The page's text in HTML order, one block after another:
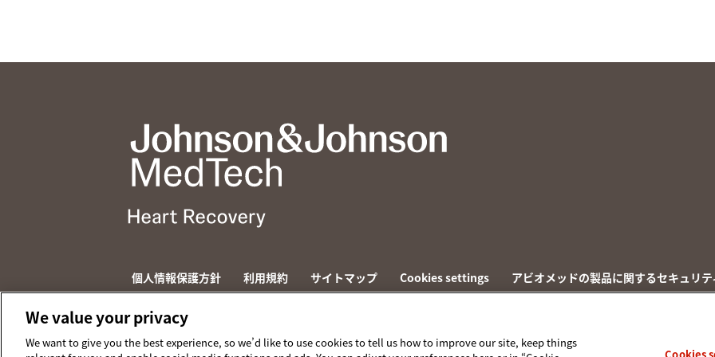
個人情報保護方針 利用規約 サイトマップ Cookies settings アビオメッドの製品に関するセキュリテ
© 2026 ABIOMED. All rights reserved.
We value your privacy
We want to give you the best experience, so we’d like to use cookies to tell us how to improve our site, keep things
Cookies